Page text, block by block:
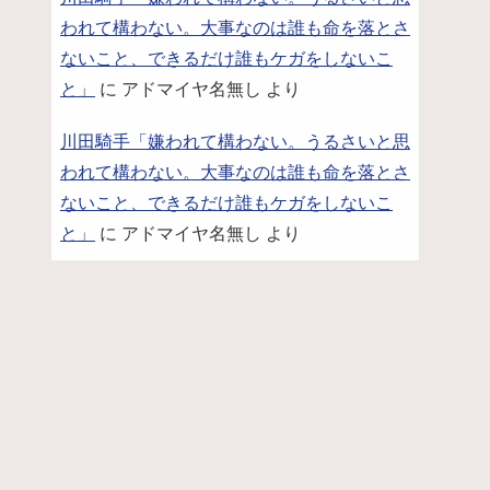
われて構わない。大事なのは誰も命を落とさ
ないこと、できるだけ誰もケガをしないこ
と」
に アドマイヤ名無し より
川田騎手「嫌われて構わない。うるさいと思
われて構わない。大事なのは誰も命を落とさ
ないこと、できるだけ誰もケガをしないこ
と」
に アドマイヤ名無し より